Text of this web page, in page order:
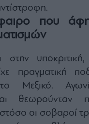
που
στην
πραγματική
Μεξικό.
θεωρούνταν
οι σοβαροί